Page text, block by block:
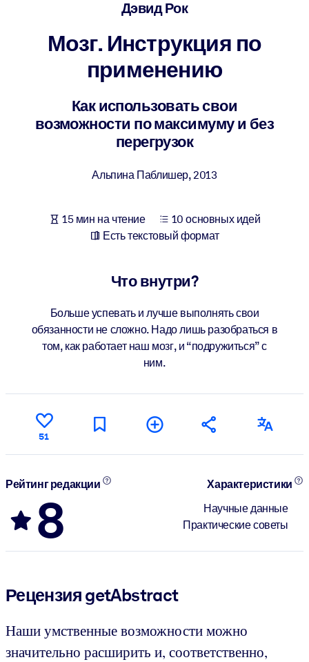
ПО СИСТЕМАМ
Для LMS/LXP
Интегрируйте краткие проверенные знания в вашу LMS/LXP для
лучших результатов обучения.
Для корпоративных библиотек
Обогатите корпоративную библиотеку надежными и готовыми к
Используйте надежные структурированные знания для
результатов ваших ИИ-систем.
Дэвид Рок
Мозг. Инструкция по
применению
Как использовать свои
возможности по максимуму и без
перегрузок
Альпина Паблишер,2013
15 мин на чтение
10 основных идей
Есть текстовый формат
Что внутри?
Больше успевать и лучше выполнять свои
обязанности не сложно. Надо лишь разобраться в
том, как работает наш мозг, и “подружиться” с
ним.
51
Рейтинг редакции
8
Характеристики
Научные данные
Практические советы
Рецензия getAbstract
Наши умственные возможности можно
значительно расширить и, соответственно,